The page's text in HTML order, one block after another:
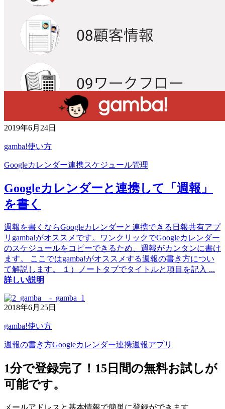
2019年6月24日
gamba!使い方
Googleカレンダー連携スケジュール管理
Googleカレンダーと連携して「週報」
を書く
週報を書くならGoogleカレンダーと連携できる日報共有アプ
リgamba!がオススメです。ワンクリックでGoogleカレンダー
のスケジュールをコピーできるため、週報がカンタンに書け
ます。 ここではgamba!がオススメする週報の書き方につい
て解説します。 １）ノートタブでタイトルと項目を記入 ...
詳しい説明
2018年6月25日
gamba!使い方
週報の書き方Googleカレンダー連携週報アプリ
1分で登録完了！15日間の無料お試しが
可能です。